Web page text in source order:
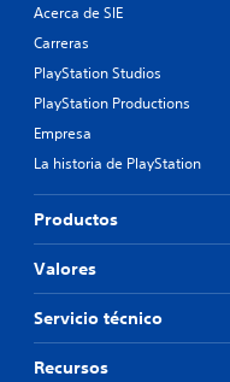
Acerca de SIE
Carreras
PlayStation Studios
PlayStation Productions
Empresa
La historia de PlayStation
Productos
Valores
Servicio técnico
Recursos